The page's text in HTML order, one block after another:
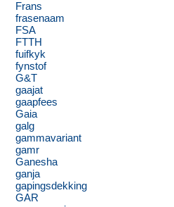
Frans
frasenaam
FSA
FTTH
fuifkyk
fynstof
G&T
gaajat
gaapfees
Gaia
galg
gammavariant
gamr
Ganesha
ganja
gapingsdekking
GAR